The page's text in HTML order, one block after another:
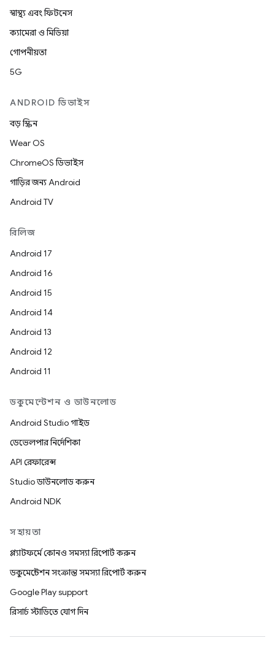
স্বাস্থ্য এবং ফিটনেস
ক্যামেরা ও মিডিয়া
গোপনীয়তা
5G
ANDROID ডিভাইস
বড় স্ক্রিন
Wear OS
ChromeOS ডিভাইস
গাড়ির জন্য Android
Android TV
রিলিজ
Android 17
Android 16
Android 15
Android 14
Android 13
Android 12
Android 11
ডকুমেন্টেশন ও ডাউনলোড
Android Studio গাইড
ডেভেলপার নির্দেশিকা
API রেফারেন্স
Studio ডাউনলোড করুন
Android NDK
সহায়তা
প্ল্যাটফর্মে কোনও সমস্যা রিপোর্ট করুন
ডকুমেন্টেশন সংক্রান্ত সমস্যা রিপোর্ট করুন
Google Play support
রিসার্চ স্টাডিতে যোগ দিন